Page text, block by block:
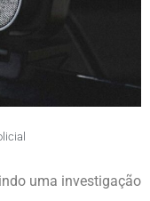
uma investigação